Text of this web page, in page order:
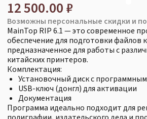
китайских принтеров.
Комплектация:
Установочный диск с программным
USB-ключ (донгл) для активации
Документация
Программа идеально подходит для
полиграфии, издательского дела и
производства. Поддерживает работу с
материалами и обеспечивает высокое
Оставить заявку